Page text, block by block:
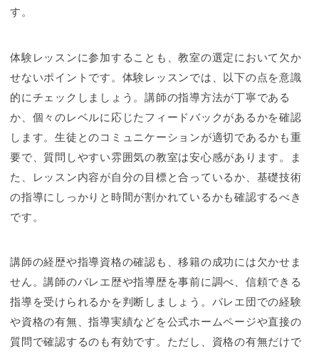
す。
体験レッスンに参加することも、教室の選定において欠か
せないポイントです。体験レッスンでは、以下の点を意識
的にチェックしましょう。講師の指導方法が丁寧である
か、個々のレベルに応じたフィードバックがあるかを確認
します。生徒とのコミュニケーションが適切であるかも重
要で、質問しやすい雰囲気の教室は安心感があります。ま
た、レッスン内容が自分の目標と合っているか、基礎技術
の指導にしっかりと時間が割かれているかも確認するべき
です。
講師の経歴や指導資格の確認も、移籍の成功には欠かせま
せん。講師のバレエ歴や指導歴を事前に調べ、信頼できる
指導を受けられるかを判断しましょう。バレエ団での経験
や資格の有無、指導実績などを公式ホームページや直接の
質問で確認するのも有効です。ただし、資格の有無だけで